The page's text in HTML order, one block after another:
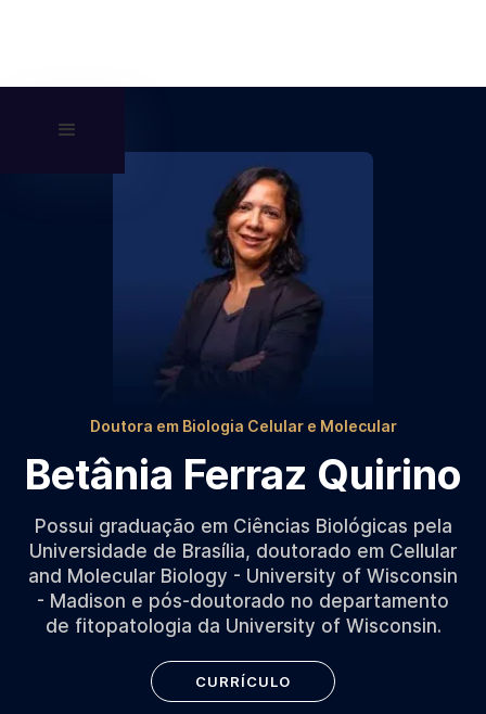
Doutora em Biologia Celular e Molecular
Betânia Ferraz Quirino
Possui graduação em Ciências Biológicas pela
Universidade de Brasília, doutorado em Cellular
and Molecular Biology - University of Wisconsin
- Madison e pós-doutorado no departamento
de fitopatologia da University of Wisconsin.
CURRÍCULO